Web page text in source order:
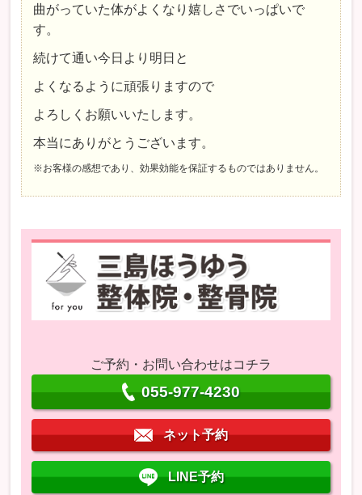
曲がっていた体がよくなり嬉しさでいっぱいで
す。
続けて通い今日より明日と
よくなるように頑張りますので
よろしくお願いいたします。
本当にありがとうございます。
※お客様の感想であり、効果効能を保証するものではありません。
ご予約・お問い合わせはコチラ
055-977-4230
ネット予約
LINE予約